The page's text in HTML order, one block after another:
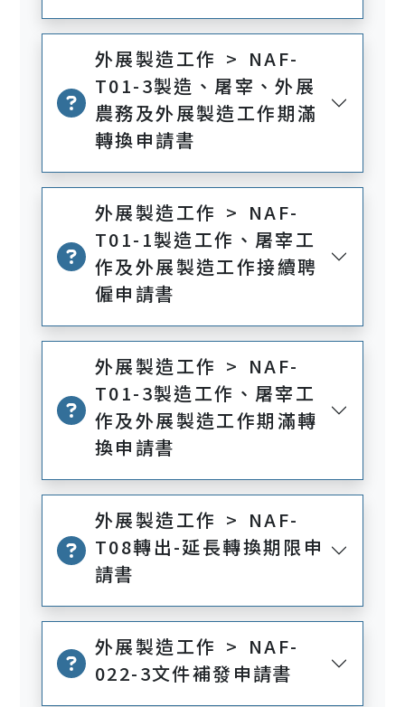
外展製造工作 > NAF-
T01-3製造、屠宰、外展
農務及外展製造工作期滿
轉換申請書
外展製造工作 > NAF-
T01-1製造工作、屠宰工
作及外展製造工作接續聘
僱申請書
外展製造工作 > NAF-
T01-3製造工作、屠宰工
作及外展製造工作期滿轉
換申請書
外展製造工作 > NAF-
T08轉出-延長轉換期限申
請書
外展製造工作 > NAF-
022-3文件補發申請書